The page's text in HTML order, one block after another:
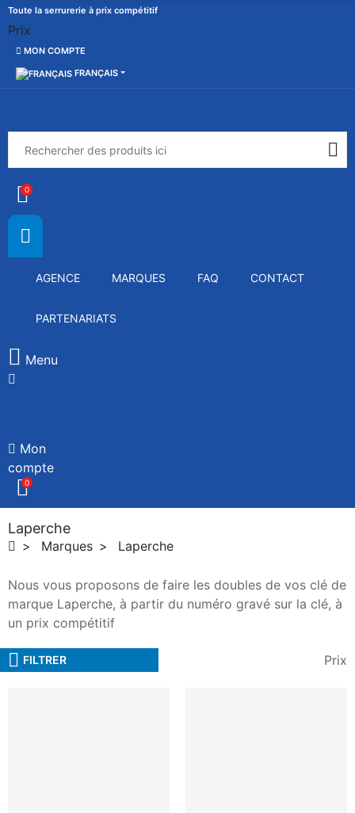
Toute la serrurerie à prix compétitif
Prix
MON COMPTE
FRANÇAIS
0
AGENCE MARQUES FAQ CONTACT
PARTENARIATS
Menu
Mon
compte
0
Laperche
Marques Laperche
Nous vous proposons de faire les doubles de vos clé de
marque Laperche, à partir du numéro gravé sur la clé, à
un prix compétitif
FILTRER Prix